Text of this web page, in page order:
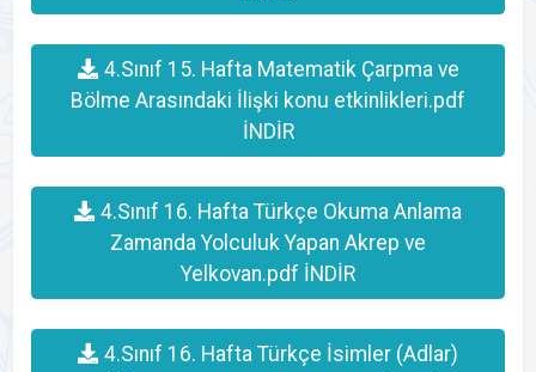
4.Sınıf 15. Hafta Matematik Çarpma ve
Bölme Arasındaki İlişki konu etkinlikleri.pdf
İNDİR
4.Sınıf 16. Hafta Türkçe Okuma Anlama
Zamanda Yolculuk Yapan Akrep ve
Yelkovan.pdf İNDİR
4.Sınıf 16. Hafta Türkçe İsimler (Adlar)